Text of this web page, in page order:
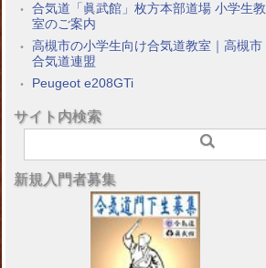
合気道「眞武館」枚方本部道場 小学生教
室のご案内
高槻市の小学生向け合気道教室｜高槻市
合気道連盟
Peugeot e208GTi
サイト内検索
新規入門者募集